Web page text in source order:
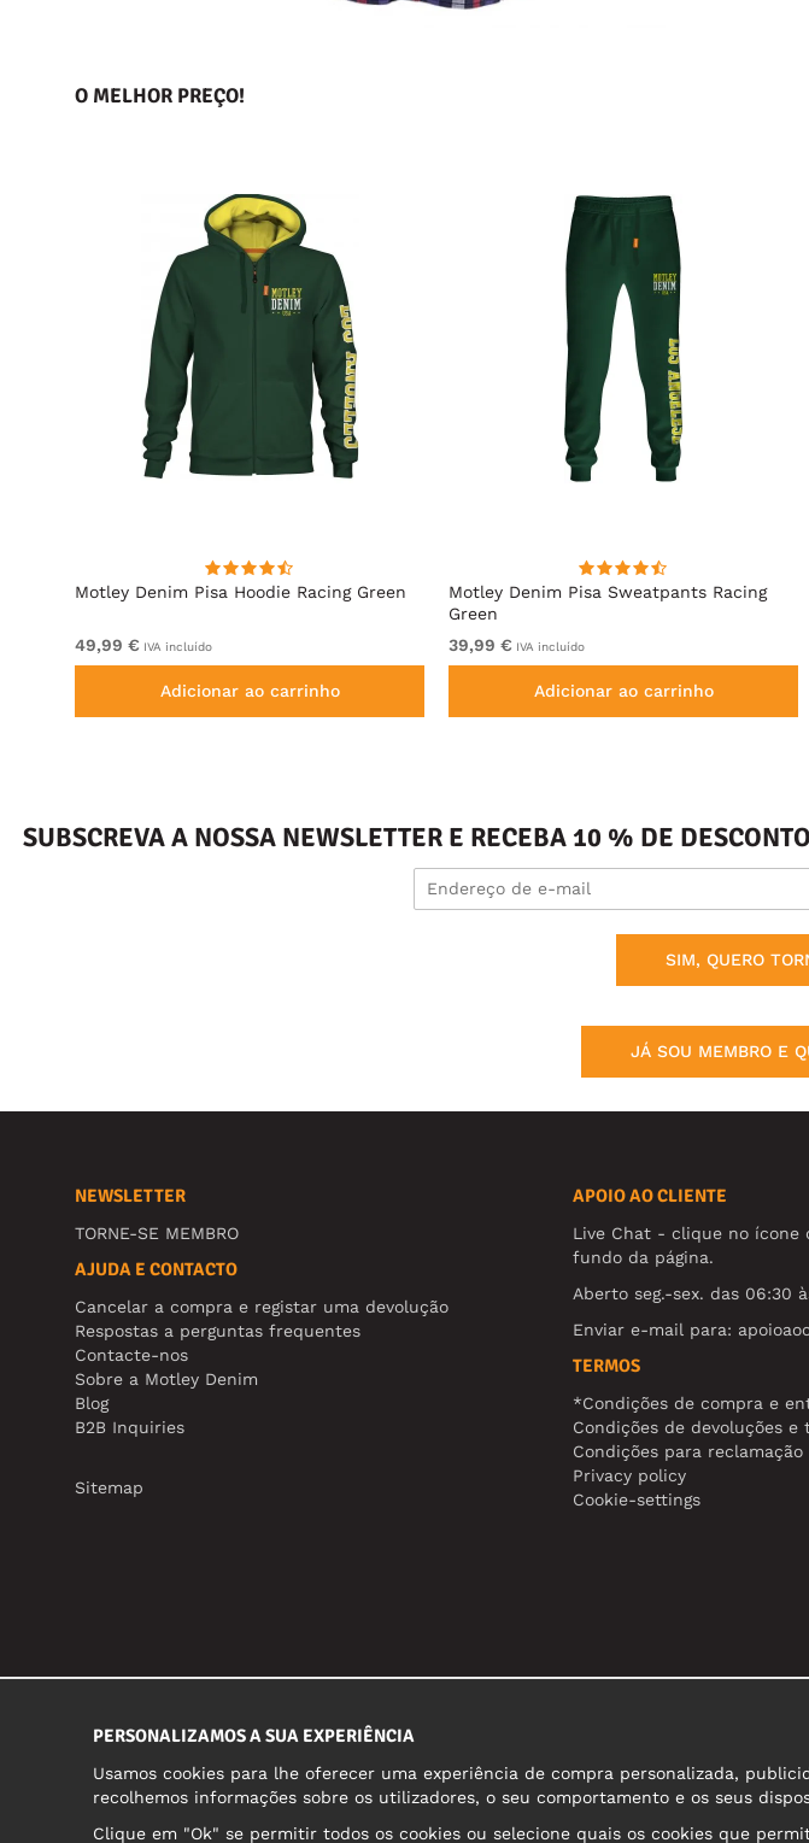
O MELHOR PREÇO!
Motley Denim Pisa Hoodie Racing Green
49,99 € IVA incluído
Adicionar ao carrinho
Motley Denim Pisa Sweatpants Racing
Green
39,99 € IVA incluído
Adicionar ao carrinho
SUBSCREVA A NOSSA NEWSLETTER E RECEBA 10 % DE
SIM, QUERO
JÁ SOU MEMBRO E
NEWSLETTER
TORNE-SE MEMBRO
AJUDA E CONTACTO
Cancelar a compra e registar uma devolução
Respostas a perguntas frequentes
Contacte-nos
Sobre a Motley Denim
Blog
B2B Inquiries
Sitemap
APOIO AO CLIENTE
Live Chat - clique no ícone
fundo da página.
Aberto seg.-sex. das 06:30
Enviar e-mail para:
TERMOS
*Condições de compra e
Condições de devoluções e
Condições para reclamação
Privacy policy
Cookie-settings
PERSONALIZAMOS A SUA EXPERIÊNCIA
Usamos cookies para lhe oferecer uma experiência de compra personalizada,
recolhemos informações sobre os utilizadores, o seu comportamento e os seus
Clique em "Ok" se permitir todos os cookies ou selecione quais os cookies que